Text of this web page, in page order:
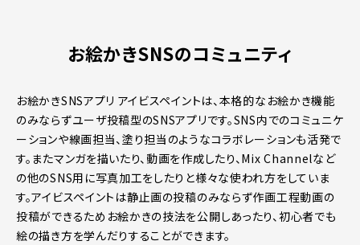
お絵かきSNSのコミュニティ
お絵かきSNSアプリ アイビスペイントは、本格的なお絵かき機能
のみならずユーザ投稿型のSNSアプリです。SNS内でのコミュニケ
ーションや線画担当、塗り担当のようなコラボレーションも活発で
す。またマンガを描いたり、動画を作成したり、Mix Channelなど
の他のSNS用に写真加工をしたりと様々な使われ方をしていま
す。アイビスペイントは静止画の投稿のみならず作画工程動画の
投稿ができるためお絵かきの技法を公開しあったり、初心者でも
絵の描き方を学んだりすることができます。